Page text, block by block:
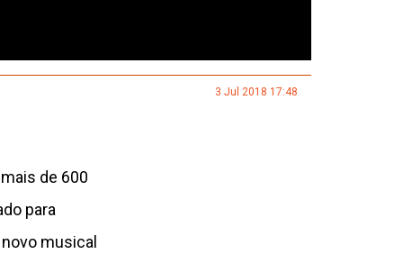
3 Jul 2018 17:48
de 600
para
musical